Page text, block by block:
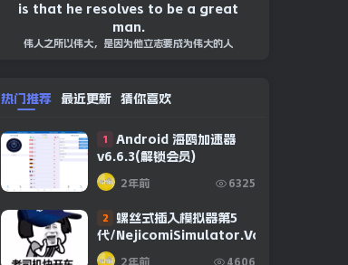
is that he resolves to be a great
man.
伟人之所以伟大，是因为他立志要成为伟大的人
热门推荐 最近更新 猜你喜欢
1
Android 海鸥加速器
v6.6.3(解锁会员)
2年前 6325
2
螺丝式插入模拟器第5
代/NejicomiSimulator.Vol.5.v1.0.2
2年前 4606